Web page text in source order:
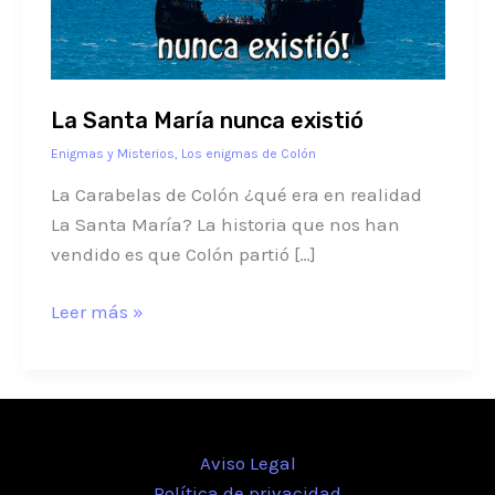
La Santa María nunca existió
Enigmas y Misterios, Los enigmas de Colón
La Carabelas de Colón ¿qué era en realidad
La Santa María? La historia que nos han
vendido es que Colón partió […]
Leer más »
Aviso Legal